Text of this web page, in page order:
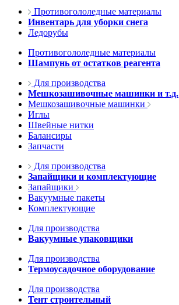
Противогололедные материалы
Инвентарь для уборки снега
Ледорубы
Противогололедные материалы
Шампунь от остатков реагента
Для производства
Мешкозашивочные машинки и т.д.
Мешкозашивочные машинки
Иглы
Швейные нитки
Балансиры
Запчасти
Для производства
Запайщики и комплектующие
Запайщики
Вакуумные пакеты
Комплектующие
Для производства
Вакуумные упаковщики
Для производства
Термоусадочное оборудование
Для производства
Тент строительный